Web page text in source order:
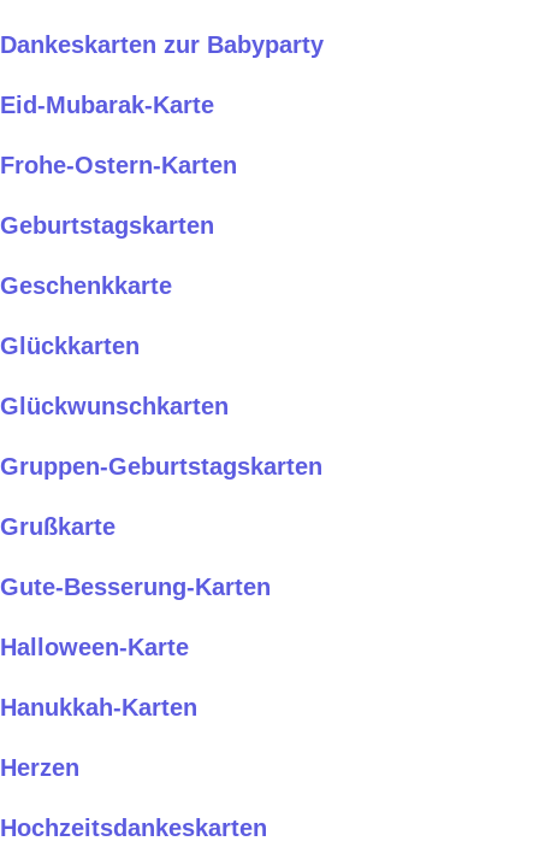
Dankeskarten zur Babyparty
Eid-Mubarak-Karte
Frohe-Ostern-Karten
Geburtstagskarten
Geschenkkarte
Glückkarten
Glückwunschkarten
Gruppen-Geburtstagskarten
Grußkarte
Gute-Besserung-Karten
Halloween-Karte
Hanukkah-Karten
Herzen
Hochzeitsdankeskarten